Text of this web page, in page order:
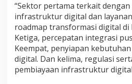
“Sektor pertama terkait dengan
infrastruktur digital dan
roadmap transformasi digital di
Ketiga, percepatan integrasi
Keempat, penyiapan
digital. Dan kelima, regulasi
pembiayaan infrastruktur